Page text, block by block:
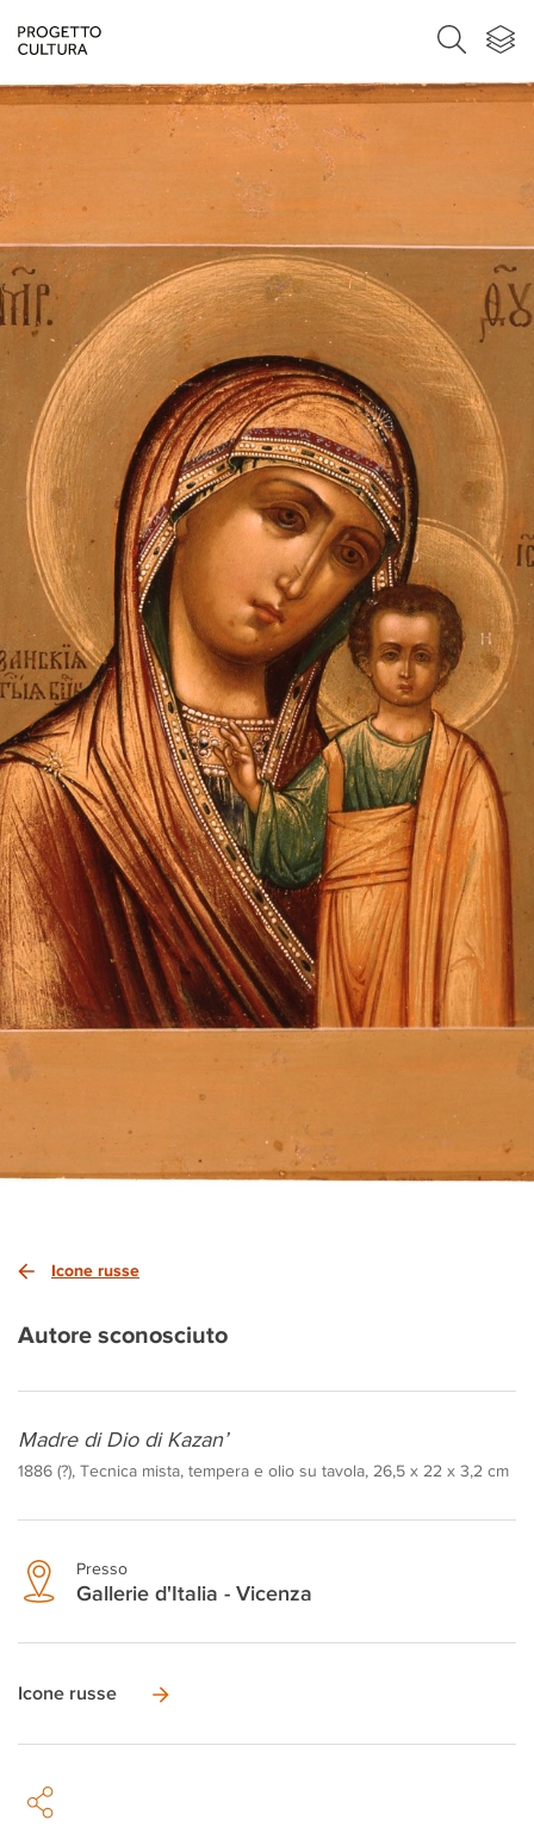
Icone russe
Autore sconosciuto
Madre di Dio di Kazan’
1886 (?), Tecnica mista, tempera e olio su tavola, 26,5 x 22 x 3,2 cm
Presso
Gallerie d'Italia - Vicenza
Icone russe